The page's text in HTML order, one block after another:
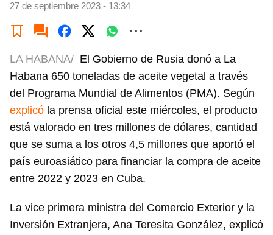
27 de septiembre 2023 - 13:34
LA HABANA/ El Gobierno de Rusia donó a La
Habana 650 toneladas de aceite vegetal a través
del Programa Mundial de Alimentos (PMA). Según
explicó la prensa oficial este miércoles, el producto
está valorado en tres millones de dólares, cantidad
que se suma a los otros 4,5 millones que aportó el
país euroasiático para financiar la compra de aceite
entre 2022 y 2023 en Cuba.
La vice primera ministra del Comercio Exterior y la
Inversión Extranjera, Ana Teresita González, explicó